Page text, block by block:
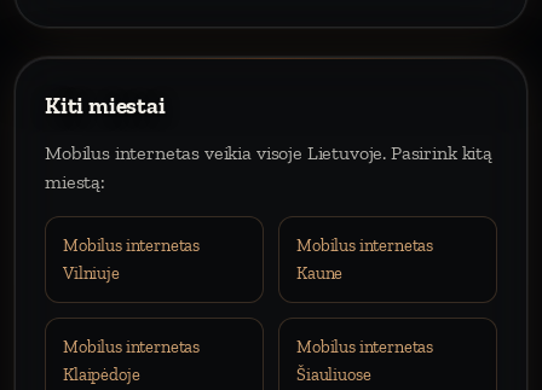
Kiti miestai
Mobilus internetas veikia visoje Lietuvoje. Pasirink kitą
miestą:
Mobilus internetas
Vilniuje
Mobilus internetas
Kaune
Mobilus internetas
Klaipėdoje
Mobilus internetas
Šiauliuose